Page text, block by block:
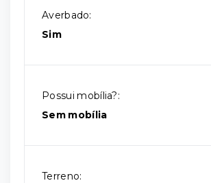
Averbado:
Sim
Possui mobília?:
Sem mobília
Terreno: